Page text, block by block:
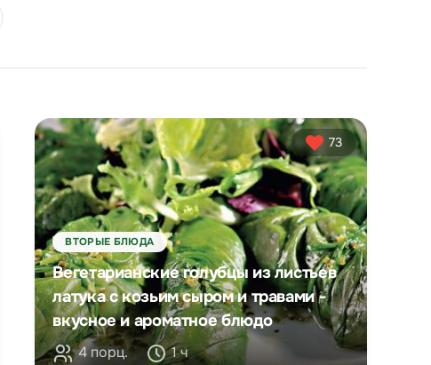
73
ВТОРЫЕ БЛЮДА
Вегетарианские голубцы из листьев
латука с козьим сыром и травами -
вкусное и ароматное блюдо
4 порц. 1 ч